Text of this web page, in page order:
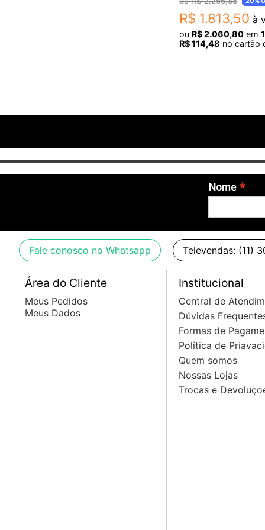
Requerimentos de sistema:
Class Compliant para iOS, OSX, Windows XP ou
R$ 1.813,50 à
ou R$2.060,80 em
R$114,48 no cartão
Nome
Fale conosco no Whatsapp Televendas: (11)
Área do Cliente
Meus Pedidos
Meus Dados
Institucional
Central de
Dúvidas
Formas de
Política de
Quem somos
Nossas Lojas
Trocas e